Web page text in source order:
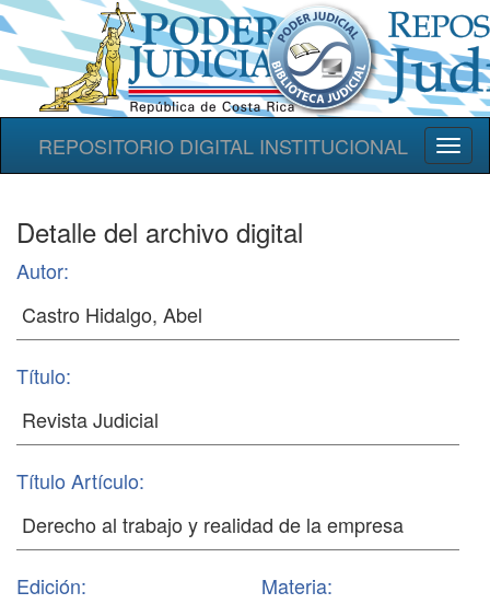
REPOSITORIO DIGITAL INSTITUCIONAL
Detalle del archivo digital
Autor:
Título:
Título Artículo:
Edición: Materia: